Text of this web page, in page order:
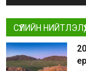
СҮҮЛИЙН